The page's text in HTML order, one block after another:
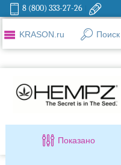
8 (800) 333-27-26
KRASON.ru Поиск
Показано